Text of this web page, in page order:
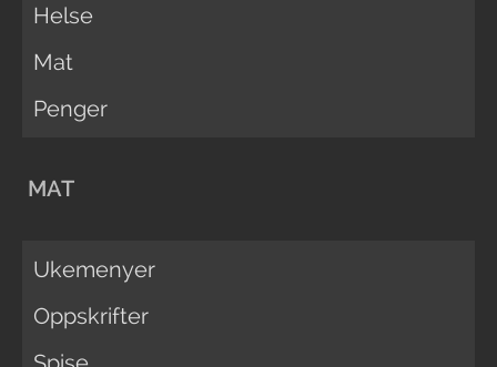
Helse
Mat
Penger
MAT
Ukemenyer
Oppskrifter